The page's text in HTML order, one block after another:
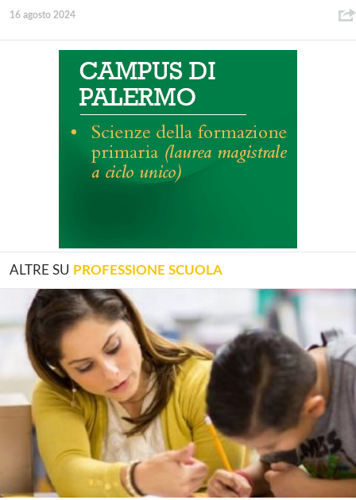
16 agosto 2024
ALTRE SU PROFESSIONE SCUOLA